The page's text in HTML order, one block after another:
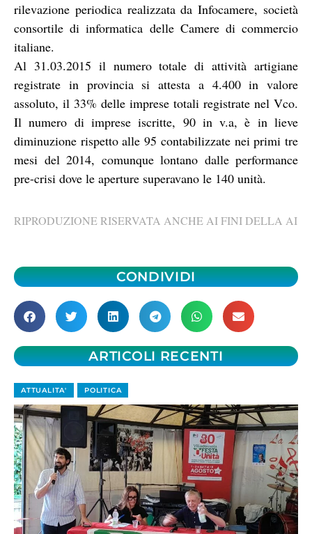
rilevazione periodica realizzata da Infocamere, società
consortile di informatica delle Camere di commercio
italiane.
Al 31.03.2015 il numero totale di attività artigiane
registrate in provincia si attesta a 4.400 in valore
assoluto, il 33% delle imprese totali registrate nel Vco.
Il numero di imprese iscritte, 90 in v.a, è in lieve
diminuzione rispetto alle 95 contabilizzate nei primi tre
mesi del 2014, comunque lontano dalle performance
pre-crisi dove le aperture superavano le 140 unità.
RIPRODUZIONE RISERVATA ANCHE AI FINI DELLA AI
CONDIVIDI
ARTICOLI RECENTI
ATTUALITA' POLITICA